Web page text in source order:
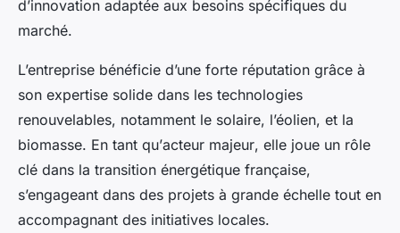
d’innovation adaptée aux besoins spécifiques du
marché.
L’entreprise bénéficie d’une forte réputation grâce à
son expertise solide dans les technologies
renouvelables, notamment le solaire, l’éolien, et la
biomasse. En tant qu’acteur majeur, elle joue un rôle
clé dans la transition énergétique française,
s’engageant dans des projets à grande échelle tout en
accompagnant des initiatives locales.